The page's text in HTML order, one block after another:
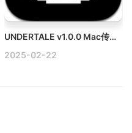
UNDERTALE v1.0.0 Mac传说之下像素角色扮演游戏
2025-02-22